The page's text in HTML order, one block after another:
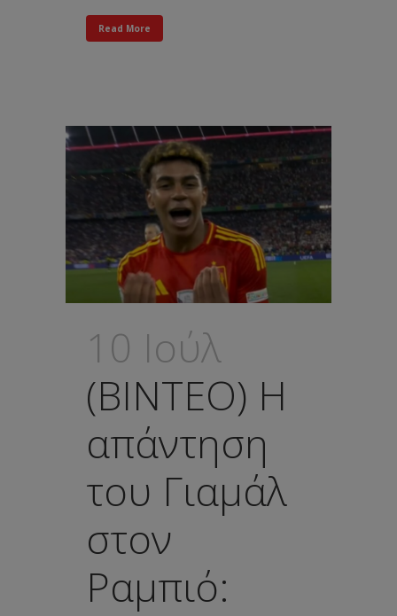
Read More
10 Ιούλ
(ΒΙΝΤΕΟ) Η
απάντηση
του Γιαμάλ
στον
Ραμπιό: